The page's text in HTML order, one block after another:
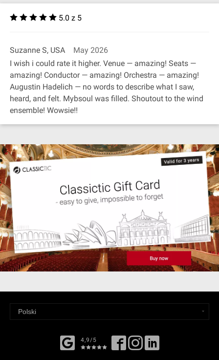
5.0 z 5
Suzanne S, USA
May 2026
I wish i could rate it higher. Venue — amazing! Seats —
amazing! Conductor — amazing! Orchestra — amazing!
Augustin Hadelich — no words to describe what I saw,
heard, and felt. Mybsoul was filled. Shoutout to the wind
ensemble! Wowsie!!
4,9/5